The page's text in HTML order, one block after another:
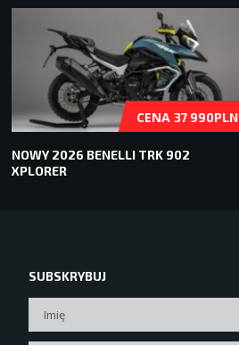
CENA 37 990PLN
NOWY 2026 BENELLI TRK 902
XPLORER
SUBSKRYBUJ